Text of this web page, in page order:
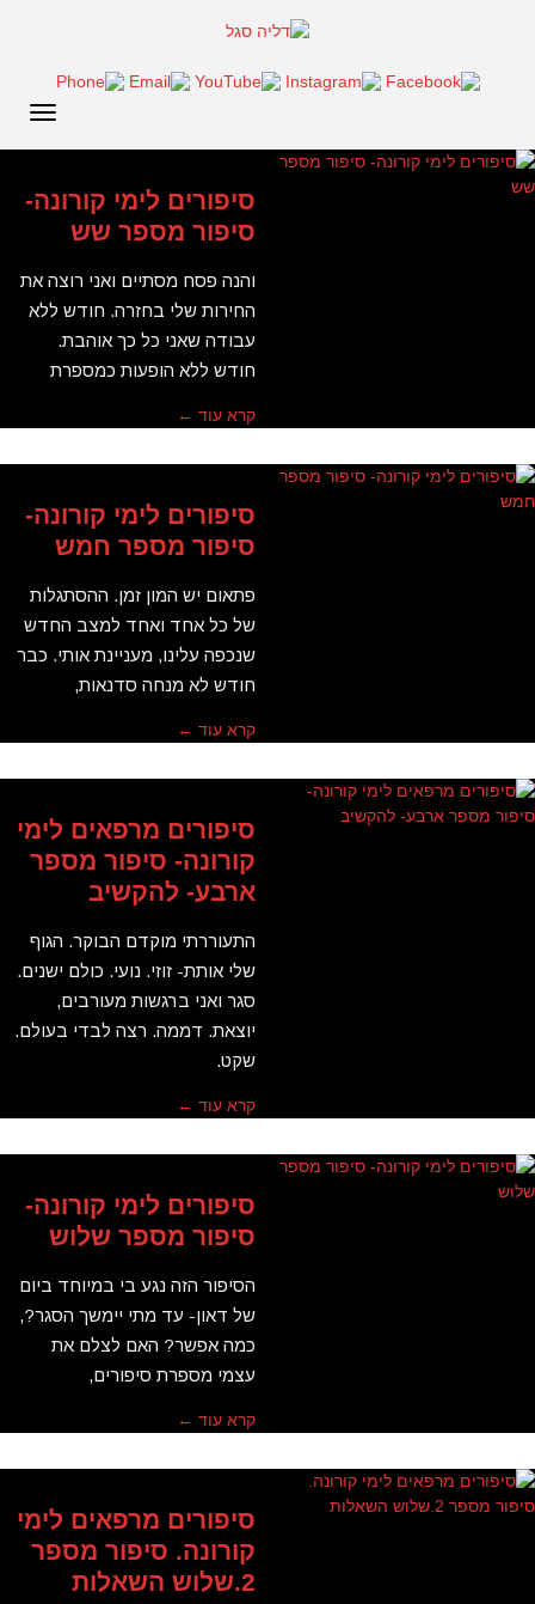
תפריט
סיפורים לימי קורונה-
סיפור מספר שש
והנה פסח מסתיים ואני רוצה את
החירות שלי בחזרה. חודש ללא
עבודה שאני כל כך אוהבת.
חודש ללא הופעות כמספרת
קרא עוד ←
סיפורים לימי קורונה-
סיפור מספר חמש
פתאום יש המון זמן. ההסתגלות
של כל אחד ואחד למצב החדש
שנכפה עלינו, מעניינת אותי. כבר
חודש לא מנחה סדנאות,
קרא עוד ←
סיפורים מרפאים לימי
קורונה- סיפור מספר
ארבע- להקשיב
התעוררתי מוקדם הבוקר. הגוף
שלי אותת- זוזי. נועי. כולם ישנים.
סגר ואני ברגשות מעורבים,
יוצאת. דממה. רצה לבדי בעולם.
שקט.
קרא עוד ←
סיפורים לימי קורונה-
סיפור מספר שלוש
הסיפור הזה נגע בי במיוחד ביום
של דאון- עד מתי יימשך הסגר?,
כמה אפשר? האם לצלם את
עצמי מספרת סיפורים,
קרא עוד ←
סיפורים מרפאים לימי
קורונה. סיפור מספר